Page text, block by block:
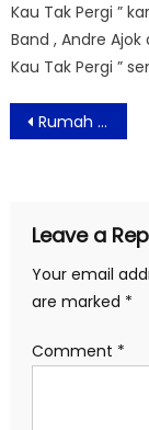
Kau Tak Pergi ”
Band , Andre
Kau Tak Pergi ”
Post
Rumah Sehat di Hari Anak Bersama Samsung Bespoke AI
Leave a
Your email
are marked *
Comment *